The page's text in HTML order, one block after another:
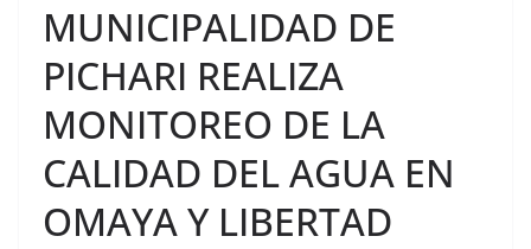
MUNICIPALIDAD DE
PICHARI REALIZA
MONITOREO DE LA
CALIDAD DEL AGUA EN
OMAYA Y LIBERTAD